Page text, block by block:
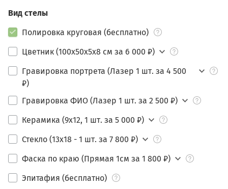
Вид стелы
Полировка круговая (бесплатно)
Цветник (100х50х5х8 см за 6 000 ₽)
Гравировка портрета (Лазер 1 шт. за 4 500
₽)
Гравировка ФИО (Лазер 1 шт. за 2 500 ₽)
Керамика (9х12, 1 шт. за 5 000 ₽)
Стекло (13х18 - 1 шт. за 7 800 ₽)
Фаска по краю (Прямая 1см за 1 800 ₽)
Эпитафия (бесплатно)